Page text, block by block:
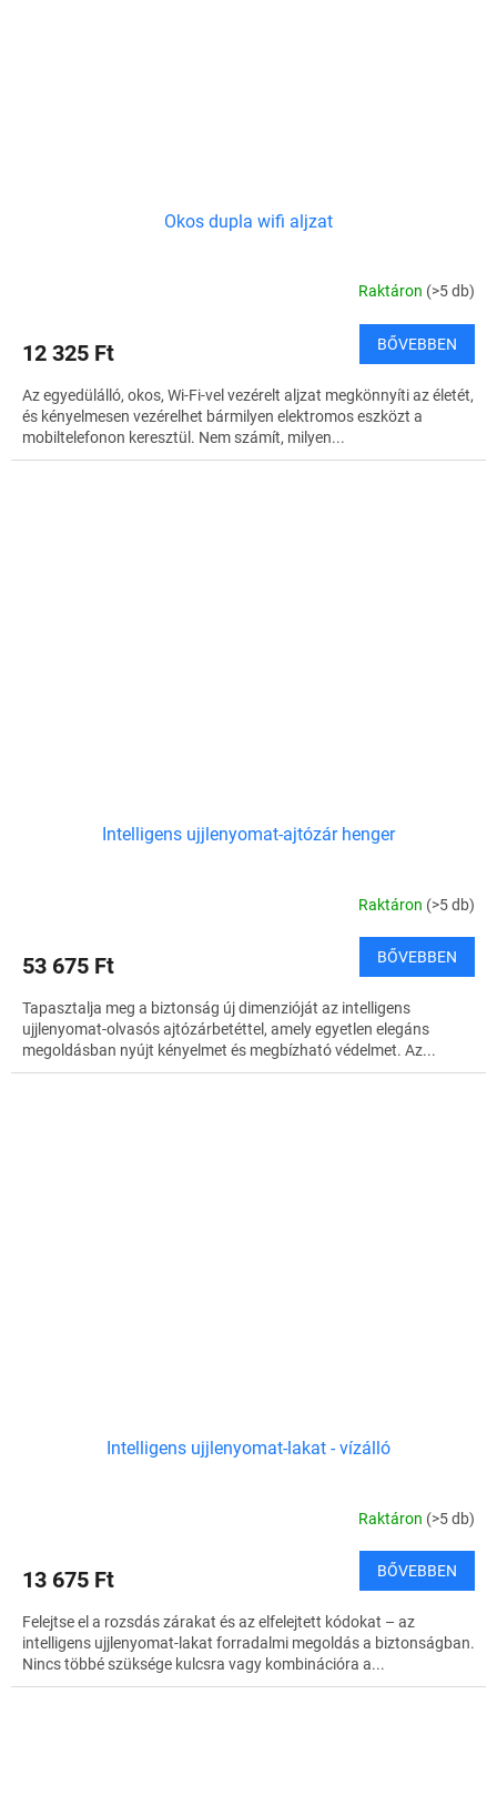
Okos dupla wifi aljzat
Raktáron (>5 db)
12 325 Ft BŐVEBBEN
Az egyedülálló, okos, Wi-Fi-vel vezérelt aljzat megkönnyíti az életét,
és kényelmesen vezérelhet bármilyen elektromos eszközt a
mobiltelefonon keresztül. Nem számít, milyen...
Intelligens ujjlenyomat-ajtózár henger
Raktáron (>5 db)
53 675 Ft BŐVEBBEN
Tapasztalja meg a biztonság új dimenzióját az intelligens
ujjlenyomat-olvasós ajtózárbetéttel, amely egyetlen elegáns
megoldásban nyújt kényelmet és megbízható védelmet. Az...
Intelligens ujjlenyomat-lakat - vízálló
Raktáron (>5 db)
13 675 Ft BŐVEBBEN
Felejtse el a rozsdás zárakat és az elfelejtett kódokat – az
intelligens ujjlenyomat-lakat forradalmi megoldás a biztonságban.
Nincs többé szüksége kulcsra vagy kombinációra a...